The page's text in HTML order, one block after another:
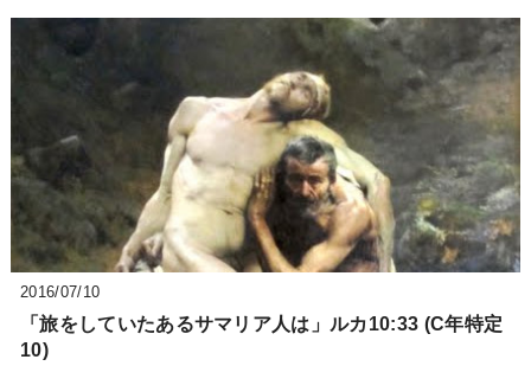
2016/07/10
「旅をしていたあるサマリア人は」ルカ10:33 (C年特定
10)